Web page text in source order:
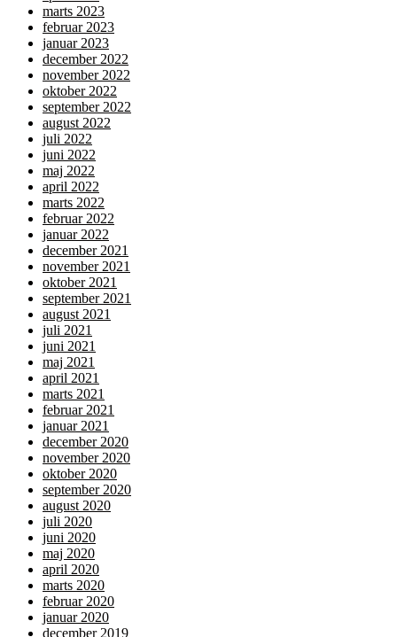
marts 2023
februar 2023
januar 2023
december 2022
november 2022
oktober 2022
september 2022
august 2022
juli 2022
juni 2022
maj 2022
april 2022
marts 2022
februar 2022
januar 2022
december 2021
november 2021
oktober 2021
september 2021
august 2021
juli 2021
juni 2021
maj 2021
april 2021
marts 2021
februar 2021
januar 2021
december 2020
november 2020
oktober 2020
september 2020
august 2020
juli 2020
juni 2020
maj 2020
april 2020
marts 2020
februar 2020
januar 2020
december 2019